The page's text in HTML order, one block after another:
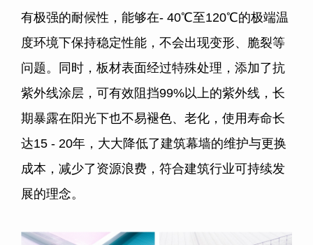
有极强的耐候性，能够在- 40℃至120℃的极端温
度环境下保持稳定性能，不会出现变形、脆裂等
问题。同时，板材表面经过特殊处理，添加了抗
紫外线涂层，可有效阻挡99%以上的紫外线，长
期暴露在阳光下也不易褪色、老化，使用寿命长
达15 - 20年，大大降低了建筑幕墙的维护与更换
成本，减少了资源浪费，符合建筑行业可持续发
展的理念。